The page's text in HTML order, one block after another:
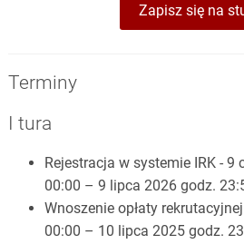
Zapisz się na
Terminy
I tura
Rejestracja w systemie IRK - 9
00:00 – 9 lipca 2026 godz.
Wnoszenie opłaty
00:00 – 10 lipca 2025 godz.